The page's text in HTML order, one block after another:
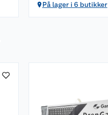
På lager i 6 butikker